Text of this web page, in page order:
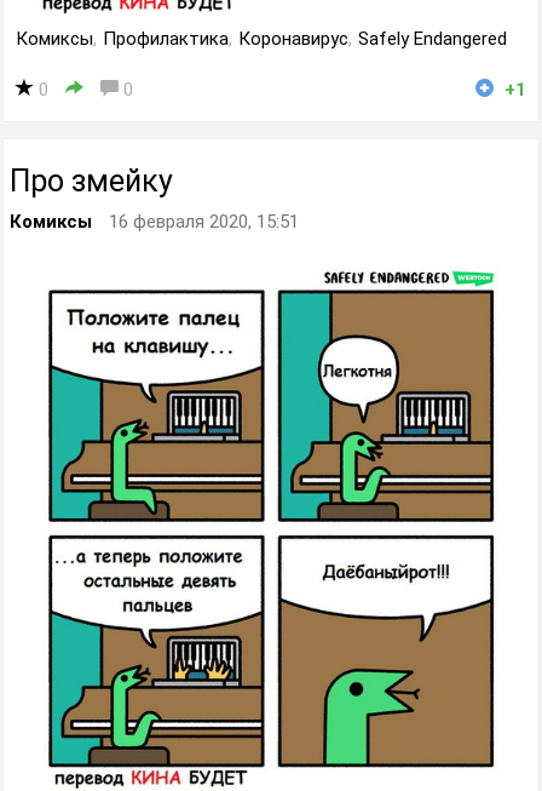
Комиксы, Профилактика, Коронавирус, Safely Endangered
0 0 +1
Про змейку
Комиксы 16 февраля 2020, 15:51